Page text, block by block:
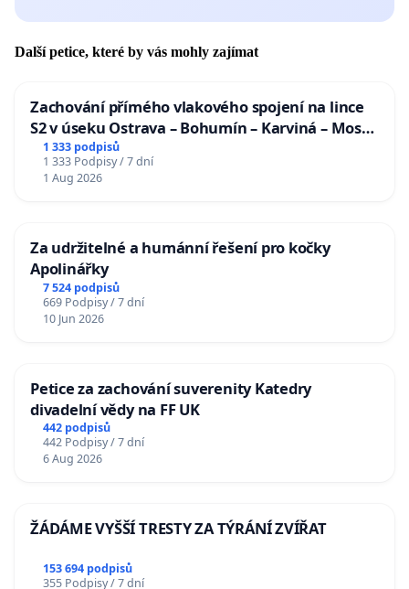
Další petice, které by vás mohly zajímat
Zachování přímého vlakového spojení na lince
S2 v úseku Ostrava – Bohumín – Karviná – Mosty
u Jablunkova
1 333 podpisů
1 333 Podpisy / 7 dní
1 Aug 2026
Za udržitelné a humánní řešení pro kočky
Apolinářky
7 524 podpisů
669 Podpisy / 7 dní
10 Jun 2026
Petice za zachování suverenity Katedry
divadelní vědy na FF UK
442 podpisů
442 Podpisy / 7 dní
6 Aug 2026
ŽÁDÁME VYŠŠÍ TRESTY ZA TÝRÁNÍ ZVÍŘAT
153 694 podpisů
355 Podpisy / 7 dní